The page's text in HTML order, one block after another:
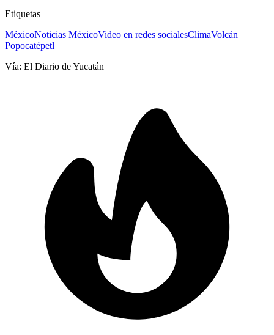
Etiquetas
MéxicoNoticias MéxicoVideo en redes socialesClimaVolcán
Popocatépetl
Vía: El Diario de Yucatán